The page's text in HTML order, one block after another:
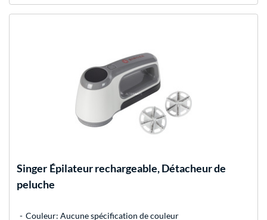
Singer Épilateur rechargeable, Détacheur de
peluche
Couleur: Aucune spécification de couleur